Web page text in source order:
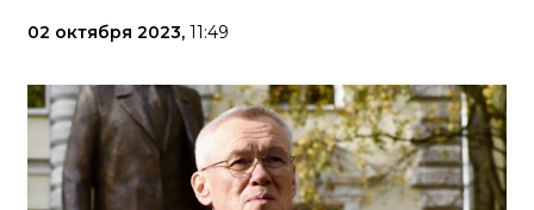
02 октября 2023, 11:49